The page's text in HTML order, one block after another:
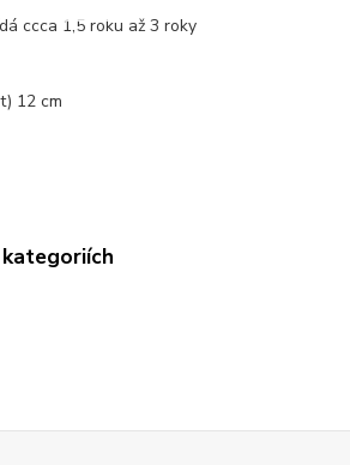
ccca 1,5 roku až 3 roky
12 cm